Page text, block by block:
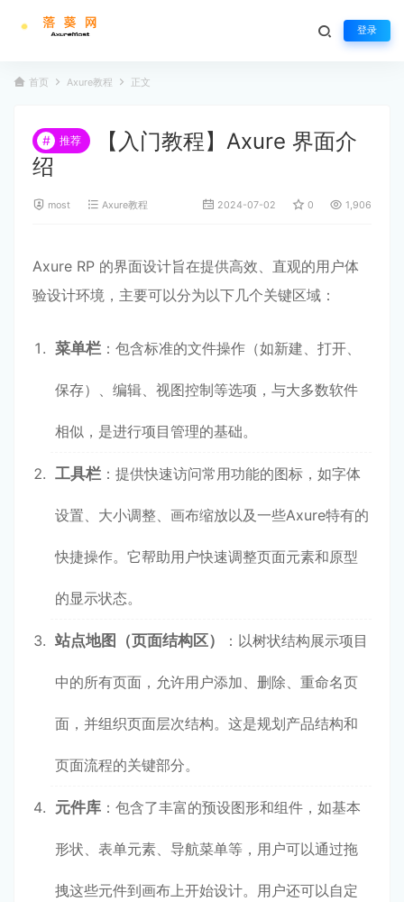
登录
首页 Axure教程 正文
# 推荐
【入门教程】Axure 界面介
绍
most Axure教程 2024-07-02 0 1,906
Axure RP 的界面设计旨在提供高效、直观的用户体
验设计环境，主要可以分为以下几个关键区域：
菜单栏 ：包含标准的文件操作（如新建、打开、
保存）、编辑、视图控制等选项，与大多数软件
相似，是进行项目管理的基础。
工具栏 ：提供快速访问常用功能的图标，如字体
设置、大小调整、画布缩放以及一些Axure特有的
快捷操作。它帮助用户快速调整页面元素和原型
的显示状态。
站点地图（页面结构区） ：以树状结构展示项目
中的所有页面，允许用户添加、删除、重命名页
面，并组织页面层次结构。这是规划产品结构和
页面流程的关键部分。
元件库 ：包含了丰富的预设图形和组件，如基本
形状、表单元素、导航菜单等，用户可以通过拖
拽这些元件到画布上开始设计。用户还可以自定